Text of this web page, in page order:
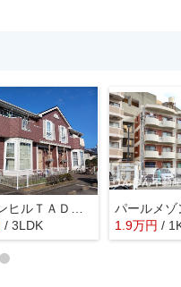
/ 3LDK
パールメゾ
1.9万円 /